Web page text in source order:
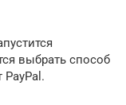
выбрать способ
PayPal.